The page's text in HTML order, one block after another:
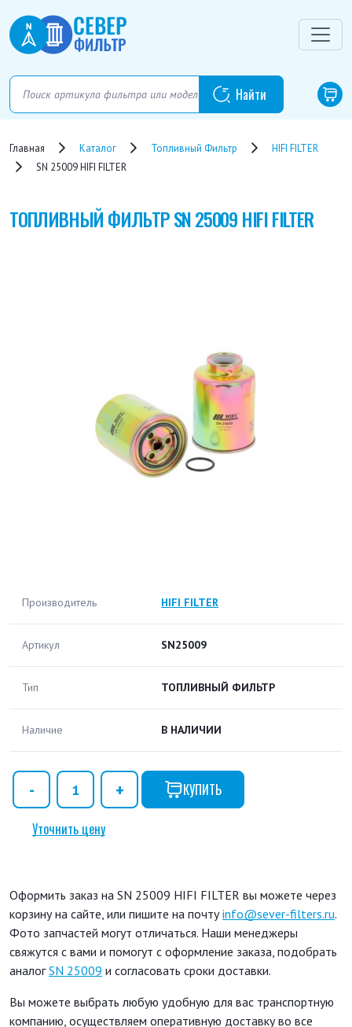
Главная Каталог Топливный Фильтр
HIFI FILTER
SN 25009 HIFI FILTER
ТОПЛИВНЫЙ ФИЛЬТРSN 25009 HIFI FILTER
Производитель HIFI FILTER
Артикул SN25009
Тип ТОПЛИВНЫЙ ФИЛЬТР
Наличие В НАЛИЧИИ
КУПИТЬ
Уточнить цену
Оформить заказ на SN 25009 HIFI FILTER вы можете через
корзину на сайте, или пишите на почтуinfo@sever-filters.ru.
Фото запчастей могут отличаться. Наши менеджеры
свяжутся с вами и помогут с оформление заказа, подобрать
аналогSN 25009 и согласовать сроки доставки.
Вы можете выбрать любую удобную для вас транспортную
компанию, осуществляем оперативную доставку во все